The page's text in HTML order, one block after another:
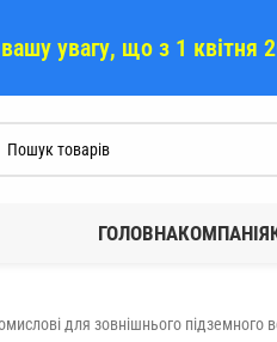
ГОЛОВНАКОМПАНІЯ
для зовнішнього підземного
увагу, що з 1 квітня